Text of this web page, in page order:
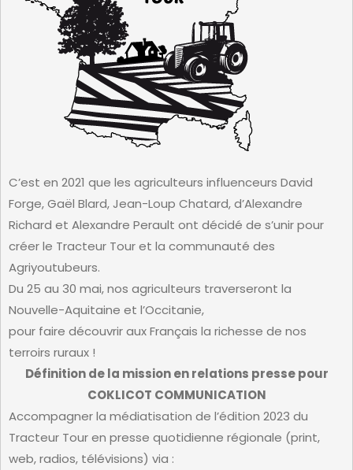
C’est en 2021 que les agriculteurs influenceurs David
Forge, Gaël Blard, Jean-Loup Chatard, d’Alexandre
Richard et Alexandre Perault ont décidé de s’unir pour
créer le Tracteur Tour et la communauté des
Agriyoutubeurs.
Du 25 au 30 mai, nos agriculteurs traverseront la
Nouvelle-Aquitaine et l’Occitanie,
pour faire découvrir aux Français la richesse de nos
terroirs ruraux !
Définition de la mission en relations presse pour
COKLICOT COMMUNICATION
Accompagner la médiatisation de l’édition 2023 du
Tracteur Tour en presse quotidienne régionale (print,
web, radios, télévisions) via :